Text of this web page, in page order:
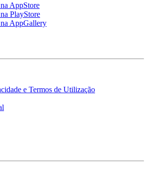
e Termos de Utilização